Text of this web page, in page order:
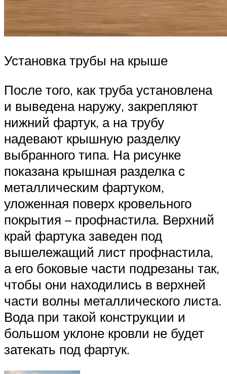
Установка трубы на крыше
После того, как труба установлена
и выведена наружу, закрепляют
нижний фартук, а на трубу
надевают крышную разделку
выбранного типа. На рисунке
показана крышная разделка с
металлическим фартуком,
уложенная поверх кровельного
покрытия – профнастила. Верхний
край фартука заведен под
вышележащий лист профнастила,
а его боковые части подрезаны так,
чтобы они находились в верхней
части волны металлического листа.
Вода при такой конструкции и
большом уклоне кровли не будет
затекать под фартук.